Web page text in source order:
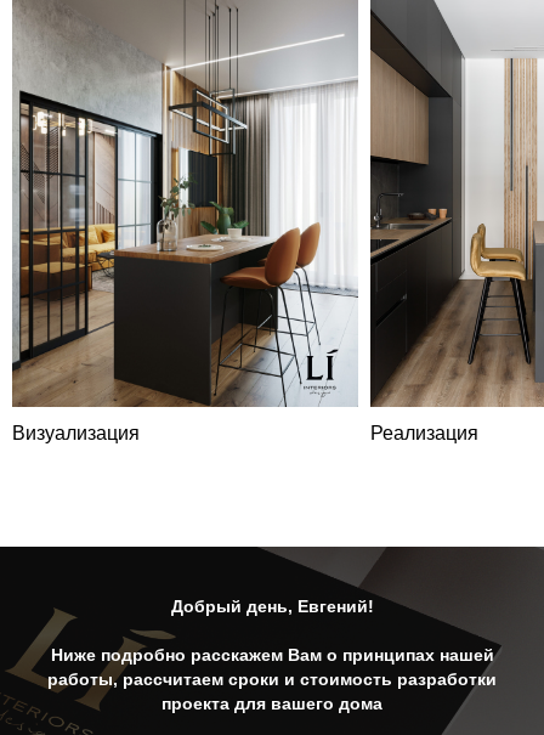
LIDESIGN
Добрый день, Евгений!
Ниже подробно расскажем Вам о принципах нашей
работы, рассчитаем сроки и стоимость разработки
проекта для вашего дома
Визуализация Реализация